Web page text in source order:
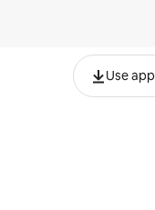
Use app